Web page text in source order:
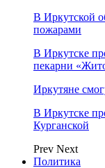
В Иркутской
пожарами
В Иркутске
пекарни
Иркутяне
В Иркутске
Курганской
Prev Next
Политика